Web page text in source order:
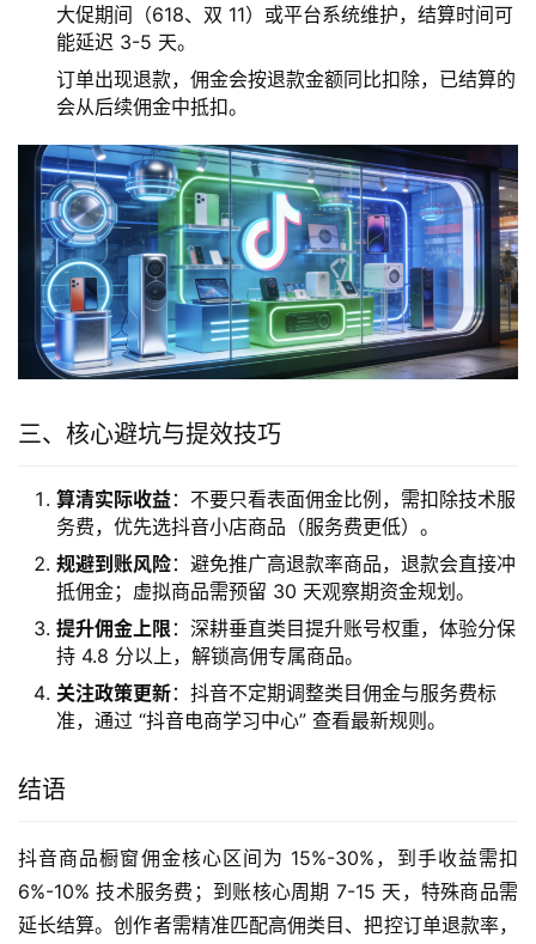
大促期间（618、双 11）或平台系统维护，结算时间可
能延迟 3-5 天。
订单出现退款，佣金会按退款金额同比扣除，已结算的
会从后续佣金中抵扣。
三、核心避坑与提效技巧
算清实际收益：不要只看表面佣金比例，需扣除技术服
务费，优先选抖音小店商品（服务费更低）。
规避到账风险：避免推广高退款率商品，退款会直接冲
抵佣金；虚拟商品需预留 30 天观察期资金规划。
提升佣金上限 ：深耕垂直类目提升账号权重，体验分保
持 4.8 分以上，解锁高佣专属商品。
关注政策更新：抖音不定期调整类目佣金与服务费标
准，通过 “抖音电商学习中心” 查看最新规则。
结语
抖音商品橱窗佣金核心区间为 15%-30%，到手收益需扣
6%-10% 技术服务费；到账核心周期 7-15 天，特殊商品需
延长结算。创作者需精准匹配高佣类目、把控订单退款率，